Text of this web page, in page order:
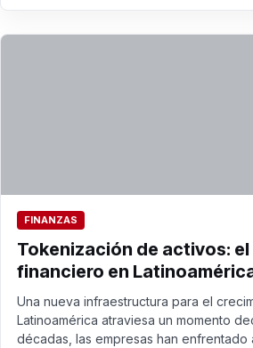
FINANZAS
Tokenización de activos:
financiero en
Una nueva infraestructura para el
Latinoamérica atraviesa un momento
décadas, las empresas han enfrentado